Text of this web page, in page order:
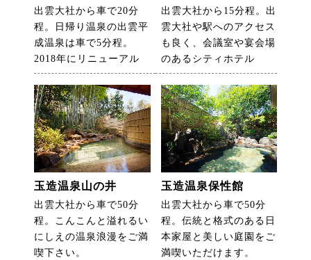
出雲大社から車で20分
程。日帰り温泉の出雲平
成温泉は車で5分程。
2018年にリニューアル
出雲大社から15分程。出
雲大社や駅へのアクセス
も良く、会議室や宴会場
のあるシティホテル
玉造温泉山の井
出雲大社から車で50分
程。こんこんと溢れるい
にしえの温泉浪漫をご満
喫下さい。
玉造温泉保性館
出雲大社から車で50分
程。伝統と格式のある日
本家屋と美しい庭園をご
満喫いただけます。